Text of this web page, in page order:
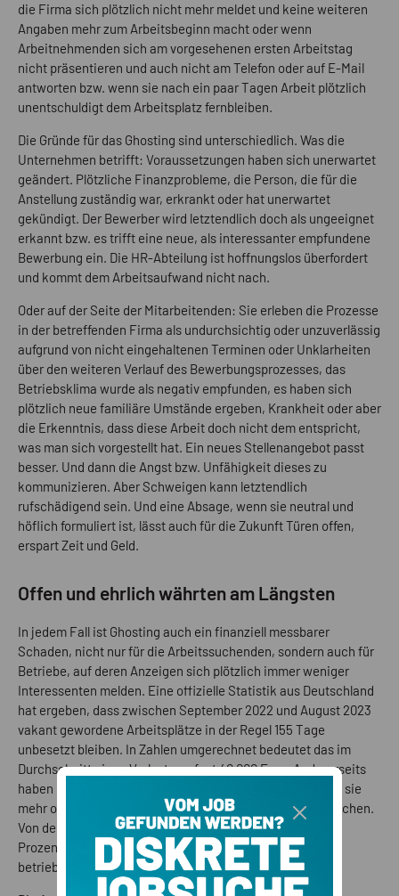
die Firma sich plötzlich nicht mehr meldet und keine weiteren
Angaben mehr zum Arbeitsbeginn macht oder wenn
Arbeitnehmenden sich am vorgesehenen ersten Arbeitstag
nicht präsentieren und auch nicht am Telefon oder auf E-Mail
antworten bzw. wenn sie nach ein paar Tagen Arbeit plötzlich
unentschuldigt dem Arbeitsplatz fernbleiben.
Die Gründe für das Ghosting sind unterschiedlich. Was die
Unternehmen betrifft: Voraussetzungen haben sich unerwartet
geändert. Plötzliche Finanzprobleme, die Person, die für die
Anstellung zuständig war, erkrankt oder hat unerwartet
gekündigt. Der Bewerber wird letztendlich doch als ungeeignet
erkannt bzw. es trifft eine neue, als interessanter empfundene
Bewerbung ein. Die HR-Abteilung ist hoffnungslos überfordert
und kommt dem Arbeitsaufwand nicht nach.
Oder auf der Seite der Mitarbeitenden: Sie erleben die Prozesse
in der betreffenden Firma als undurchsichtig oder unzuverlässig
aufgrund von nicht eingehaltenen Terminen oder Unklarheiten
über den weiteren Verlauf des Bewerbungsprozesses, das
Betriebsklima wurde als negativ empfunden, es haben sich
plötzlich neue familiäre Umstände ergeben, Krankheit oder aber
die Erkenntnis, dass diese Arbeit doch nicht dem entspricht,
was man sich vorgestellt hat. Ein neues Stellenangebot passt
besser. Und dann die Angst bzw. Unfähigkeit dieses zu
kommunizieren. Aber Schweigen kann letztendlich
rufschädigend sein. Und eine Absage, wenn sie neutral und
höflich formuliert ist, lässt auch für die Zukunft Türen offen,
erspart Zeit und Geld.
Offen und ehrlich währten am Längsten
In jedem Fall ist Ghosting auch ein finanziell messbarer
Schaden, nicht nur für die Arbeitssuchenden, sondern auch für
Betriebe, auf deren Anzeigen sich plötzlich immer weniger
Interessenten melden. Eine offizielle Statistik aus Deutschland
hat ergeben, dass zwischen September 2022 und August 2023
vakant gewordene Arbeitsplätze in der Regel 155 Tage
unbesetzt bleiben. In Zahlen umgerechnet bedeutet das im
Durchschnitt einen Verlust von fast 40.000 Euro. Andererseits
haben Recruiter größerer Unternehmen angegeben, dass sie
mehr oder weniger regelmäßig Ghosting-Erfahrungen machen.
Von den befragten Arbeitnehmenden gaben hingegen 10
Prozent offen zu, dass sie mindestens einmal Ghosting
betrieben hätten.